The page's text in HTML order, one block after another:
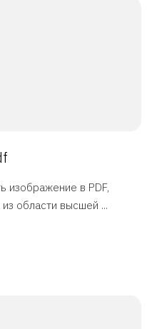
изображение в PDF,
области высшей ...